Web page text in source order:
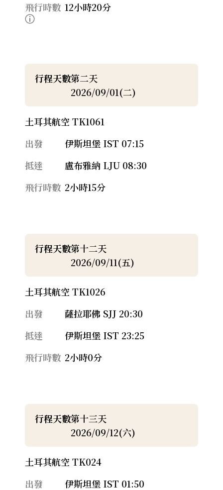
飛行時數 12小時20分
行程天數第二天
2026/09/01(二)
土耳其航空 TK1061
出發
伊斯坦堡 IST 07:15
抵達
盧布雅納 LJU 08:30
飛行時數 2小時15分
行程天數第十二天
2026/09/11(五)
土耳其航空 TK1026
出發
薩拉耶佛 SJJ 20:30
抵達
伊斯坦堡 IST 23:25
飛行時數 2小時0分
行程天數第十三天
2026/09/12(六)
土耳其航空 TK024
出發
伊斯坦堡 IST 01:50